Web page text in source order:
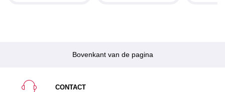
Bovenkant van de pagina
CONTACT